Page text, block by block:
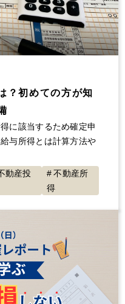
？初めての方が知
に該当するため確定申
与所得とは計算方法や
動産投
不動産所
得